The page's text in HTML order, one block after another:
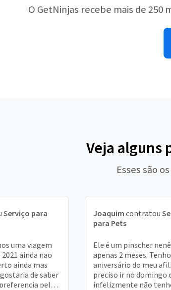
O GetNinjas recebe mais de
Veja alguns
Esses são
Serviço para
uma viagem
ainda nao
ainda mas
de saber
pela
Joaquim contratou
para Pets
Ele é um pinscher
apenas 2 meses.
aniversário do meu
preciso ir no domingo
infelizmente não